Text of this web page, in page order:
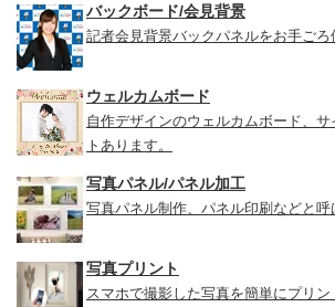
バックボード/会見背景
記者会見背景バックパネルをお手ごろ
ウェルカムボード
自作デザインのウェルカムボード、
トあります。
写真パネル/パネル加工
写真パネル制作、パネル印刷などと呼
写真プリント
スマホで撮影した写真を簡単にプリ